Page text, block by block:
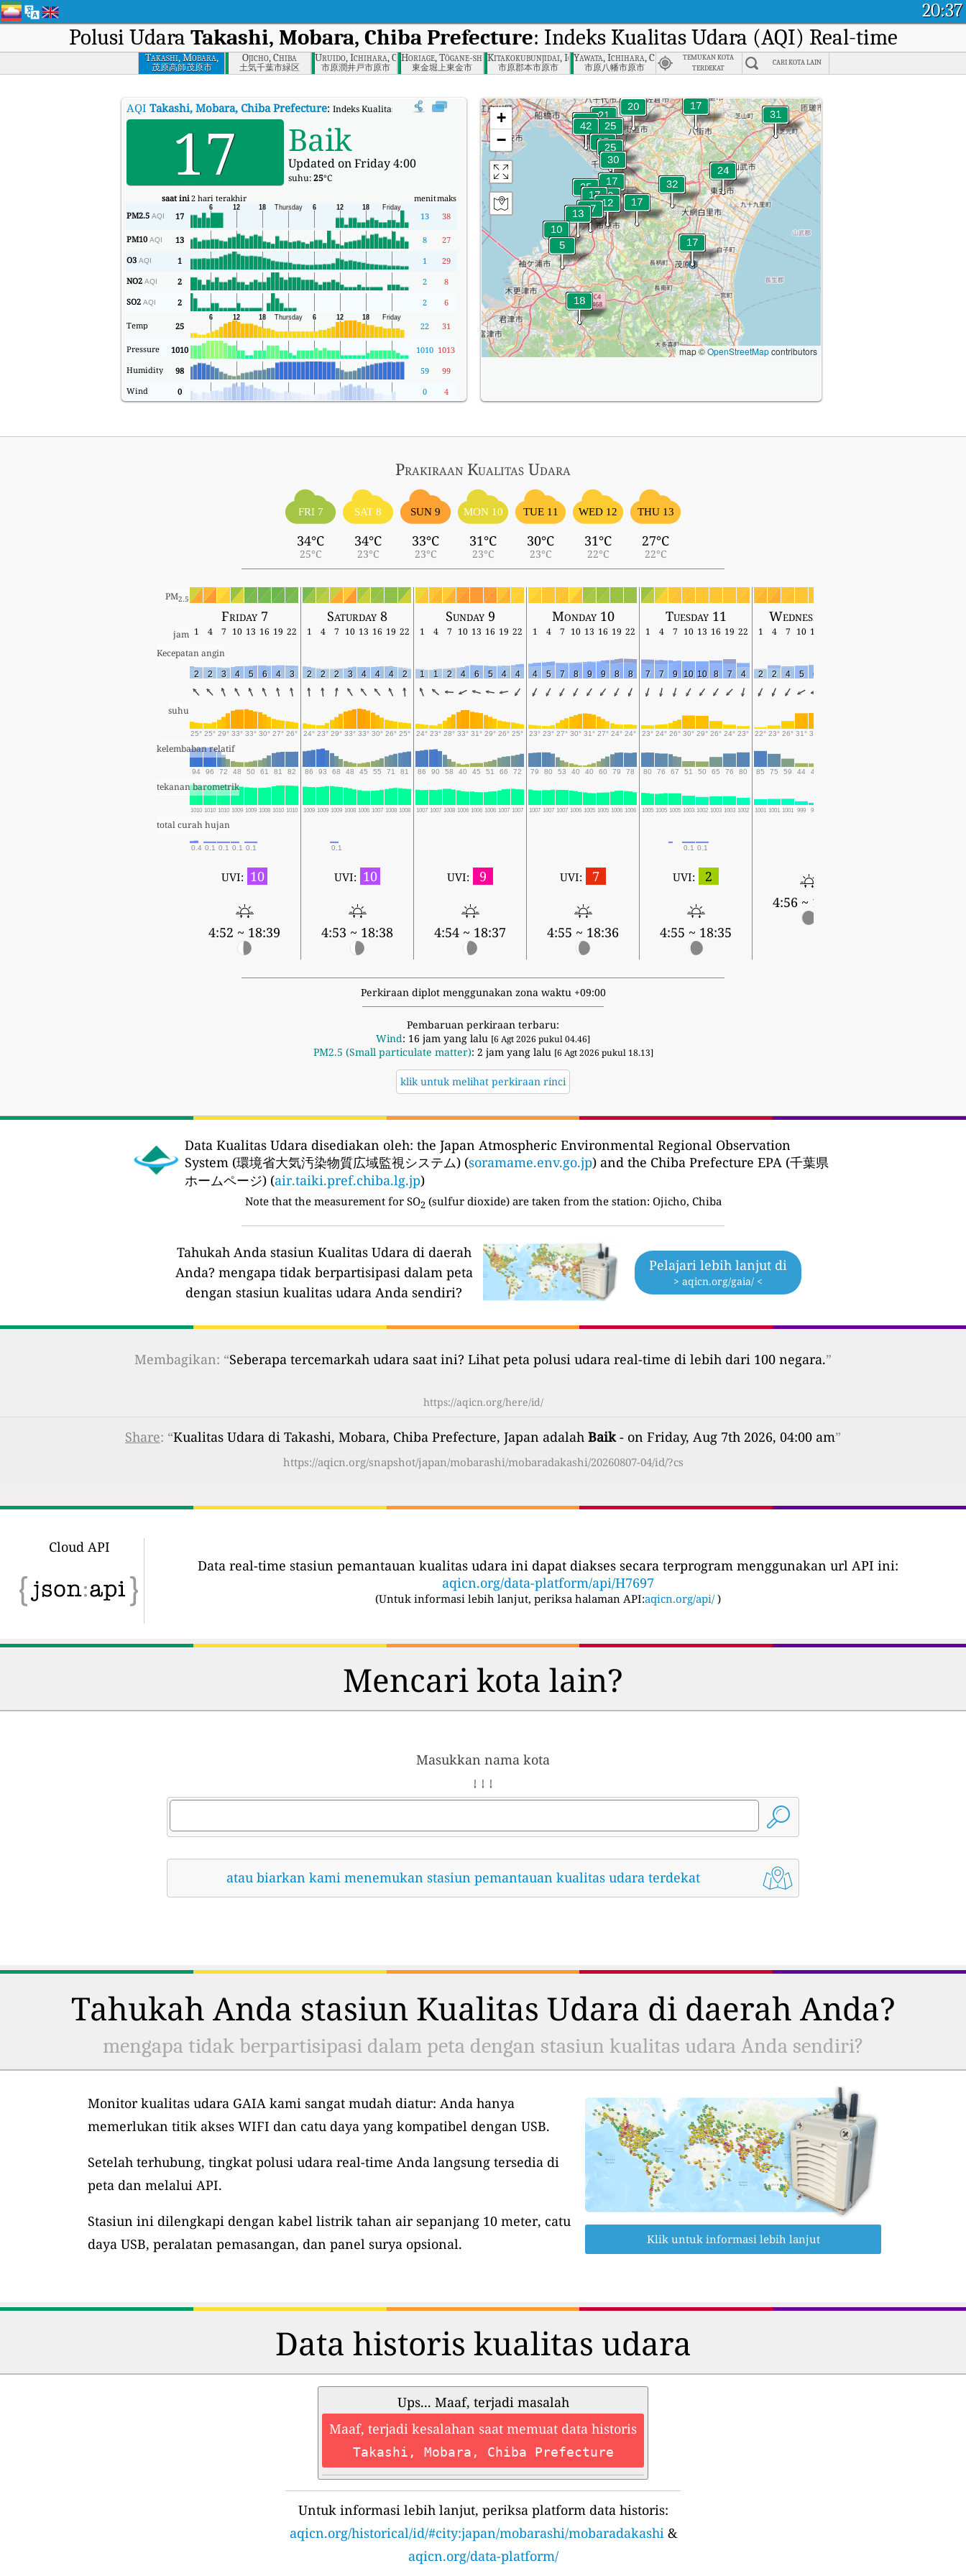
20:37
Polusi Udara Takashi, Mobara, Chiba Prefecture: Indeks Kualitas Udara (AQI) Real-time
Takashi, Mobara,
Chiba Prefecture
茂原高師茂原市
Ojicho, Chiba
土気千葉市緑区
Uruido, Ichihara, Chiba
市原潤井戸市原市
Horiage, Tōgane-shi, Chiba-ken
東金堀上東金市
Kitakokubunjidai, Ichihara, Chiba
市原郡本市原市
Yawata, Ichihara, Chiba
市原八幡市原市
TEMUKAN KOTA
TERDEKAT
CARI KOTA LAIN
AQI Takashi, Mobara, Chiba Prefecture: Indeks Kualitas Udara (AQI) Real-time Takashi, Mobara, Chiba Prefecture.
17 Baik
Updated on Friday 4:00
suhu:25°C
saat ini2 hari terakhir menitmaks
PM2.5 AQI 17 13 38
PM10 AQI 13 8
27
O3 AQI 1 1
29
NO2 AQI 2 2
8
SO2 AQI 2 2 6
Temp 25 22 31
Pressure 1010 1010 1013
Humidity
98 59
99
Wind
0 0 4
+
−
map ©OpenStreetMapcontributors
Prakiraan Kualitas Udara
FRI 7
34°C
25°C
SAT 8
34°C
23°C
SUN 9
33°C
23°C
MON 10
31°C
23°C
TUE 11
30°C
23°C
WED 12
31°C
22°C
THU 13
27°C
22°C
PM2.5
Friday 7 Saturday 8 Sunday 9 Monday 10 Tuesday 11 Wednesday 12
jam 1 4 7 10 13 16 19 22 1 4 7 10 13 16 19 22 1 4 7 10 13 16 19 22 1 4 7 10 13 16 19 22 1 4 7 10 13 16 19 22 1 4 7 10 13
Kecepatan angin
2 2 3 4 5 6 4 3 2 2 2 3 4 4 4 2 1 1 2 4 6 5 4 4 4 5 7 8 9 9 8 8 7 7 9 10 10 8 7 4 2 2 4 5 6
suhu
25° 25° 29° 33° 33° 30° 27° 26° 24° 23° 29° 33° 33° 30° 26° 25° 24° 23° 28° 33° 31° 29° 26° 25° 23° 23° 27° 30° 31° 27° 24° 24° 23° 24° 26° 30° 29° 26° 24° 23° 22° 23° 26° 31° 31°
kelembaban relatif
94 96 72 48 50 61 81 82 86 93 68 48 45 55 71 81 86 90 58 40 45 51 66 72 79 80 53 40 40 60 79 78 80 76 67 51 50 65 76 80 85 75 59 44 44
tekanan barometrik
1010 1010 1010 1009 1009 1008 1010 1010 1009 1009 1009 1008 1006 1007 1008 1008 1007 1007 1008 1006 1006 1006 1007 1007 1007 1007 1007 1006 1005 1005 1006 1006 1005 1005 1005 1003 1002 1003 1003 1002 1001 1001 1001 999 998
total curah hujan
0.4 0.1 0.1 0.1 0.1 0.1 0.1 0.1
UVI: 10
4:52 ~ 18:39
UVI: 10
4:53 ~ 18:38
UVI: 9
4:54 ~ 18:37
UVI: 7
4:55 ~ 18:36
UVI: 2
4:55 ~ 18:35
4:56 ~ 18:34
Perkiraan diplot menggunakan zona waktu +09:00
Pembaruan perkiraan terbaru:
Wind: 16 jam yang lalu [6 Agt 2026 pukul 04.46]
PM2.5 (Small particulate matter): 2 jam yang lalu [6 Agt 2026 pukul 18.13]
klik untuk melihat perkiraan rinci
Data Kualitas Udara disediakan oleh: the Japan Atmospheric Environmental Regional Observation
System (環境省大気汚染物質広域監視システム) (soramame.env.go.jp) and the Chiba Prefecture EPA (千葉県
ホームページ) (air.taiki.pref.chiba.lg.jp)
Note that the measurement for SO2 (sulfur dioxide) are taken from the station: Ojicho, Chiba
Tahukah Anda stasiun Kualitas Udara di daerah
Anda? mengapa tidak berpartisipasi dalam peta
dengan stasiun kualitas udara Anda sendiri?
Pelajari lebih lanjut di
> aqicn.org/gaia/ <
Membagikan: “Seberapa tercemarkah udara saat ini? Lihat peta polusi udara real-time di lebih dari 100 negara.”
https://aqicn.org/here/id/
Share: “Kualitas Udara di Takashi, Mobara, Chiba Prefecture, Japan adalah Baik- on Friday, Aug 7th 2026, 04:00 am”
https://aqicn.org/snapshot/japan/mobarashi/mobaradakashi/20260807-04/id/?cs
Cloud API
Data real-time stasiun pemantauan kualitas udara ini dapat diakses secara terprogram menggunakan url API ini:
aqicn.org/data-platform/api/H7697
(Untuk informasi lebih lanjut, periksa halaman API:aqicn.org/api/ )
Mencari kota lain?
Masukkan nama kota
↓ ↓ ↓
atau biarkan kami menemukan stasiun pemantauan kualitas udara terdekat
Tahukah Anda stasiun Kualitas Udara di daerah Anda?
mengapa tidak berpartisipasi dalam peta dengan stasiun kualitas udara Anda sendiri?
Monitor kualitas udara GAIA kami sangat mudah diatur: Anda hanya
memerlukan titik akses WIFI dan catu daya yang kompatibel dengan USB.
Setelah terhubung, tingkat polusi udara real-time Anda langsung tersedia di
peta dan melalui API.
Stasiun ini dilengkapi dengan kabel listrik tahan air sepanjang 10 meter, catu
daya USB, peralatan pemasangan, dan panel surya opsional.
Klik untuk informasi lebih lanjut
Data historis kualitas udara
Ups... Maaf, terjadi masalah
Maaf, terjadi kesalahan saat memuat data historis
Takashi, Mobara, Chiba Prefecture
Untuk informasi lebih lanjut, periksa platform data historis:
aqicn.org/historical/id/#city:japan/mobarashi/mobaradakashi&
aqicn.org/data-platform/